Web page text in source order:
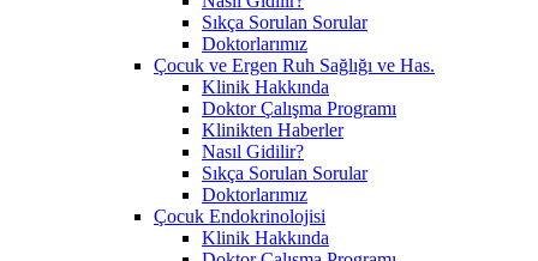
Sıkça Sorulan Sorular
Doktorlarımız
Çocuk ve Ergen Ruh Sağlığı ve Has.
Klinik Hakkında
Doktor Çalışma Programı
Klinikten Haberler
Nasıl Gidilir?
Sıkça Sorulan Sorular
Doktorlarımız
Çocuk Endokrinolojisi
Klinik Hakkında